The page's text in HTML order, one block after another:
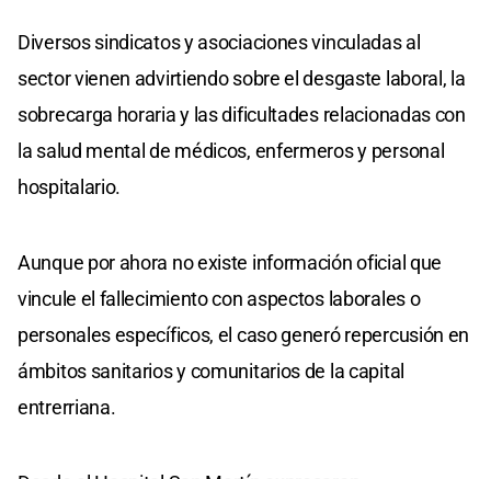
Diversos sindicatos y asociaciones vinculadas al
sector vienen advirtiendo sobre el desgaste laboral, la
sobrecarga horaria y las dificultades relacionadas con
la salud mental de médicos, enfermeros y personal
hospitalario.
Aunque por ahora no existe información oficial que
vincule el fallecimiento con aspectos laborales o
personales específicos, el caso generó repercusión en
ámbitos sanitarios y comunitarios de la capital
entrerriana.